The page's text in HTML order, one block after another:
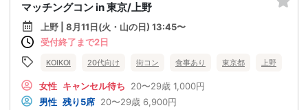
マッチングコン in 東京/上野
上野 | 8月11日(火・山の日) 13:45〜
受付終了まで2日
KOIKOI 20代向け 街コン 食事あり 東京都 上野
女性 キャンセル待ち 20〜29歳 1,000円
男性 残り5席 20〜29歳 6,900円